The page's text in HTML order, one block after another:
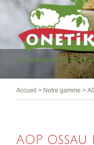
Accueil > Notre gamme >
AOP